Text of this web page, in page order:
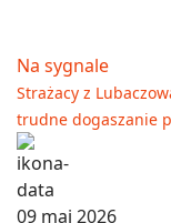
Na sygnale
Strażacy z
trudne dogaszanie
09 maj 2026